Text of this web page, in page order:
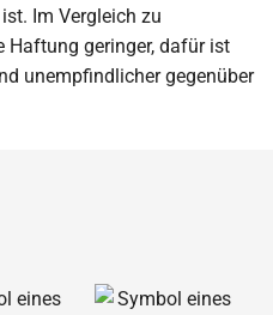
Im Vergleich zu
Haftung geringer, dafür ist
unempfindlicher gegenüber